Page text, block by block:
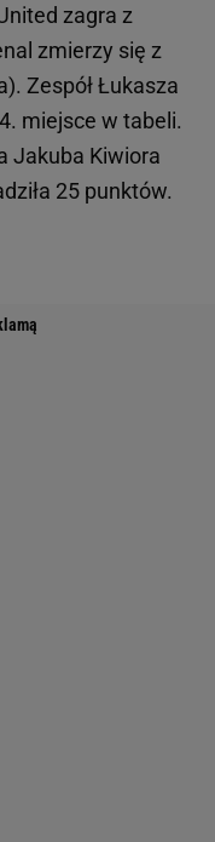
zagra z
zmierzy się z
Zespół Łukasza
miejsce w tabeli.
Jakuba Kiwiora
25 punktów.